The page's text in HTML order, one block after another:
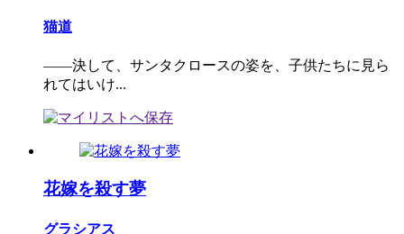
猫道
――決して、サンタクロースの姿を、子供たちに見ら
れてはいけ...
花嫁を殺す夢
グラシアス